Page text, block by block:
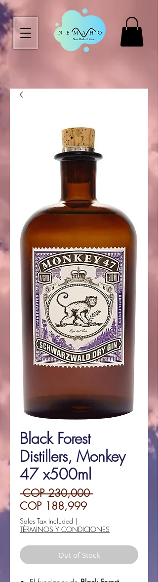
Black Forest
Distillers, Monkey
47 x500ml
COP 230,000 Regular
COP 188,999Sale
Sales Tax Included |
TÉRMINOS Y CONDICIONES
Out of Stock